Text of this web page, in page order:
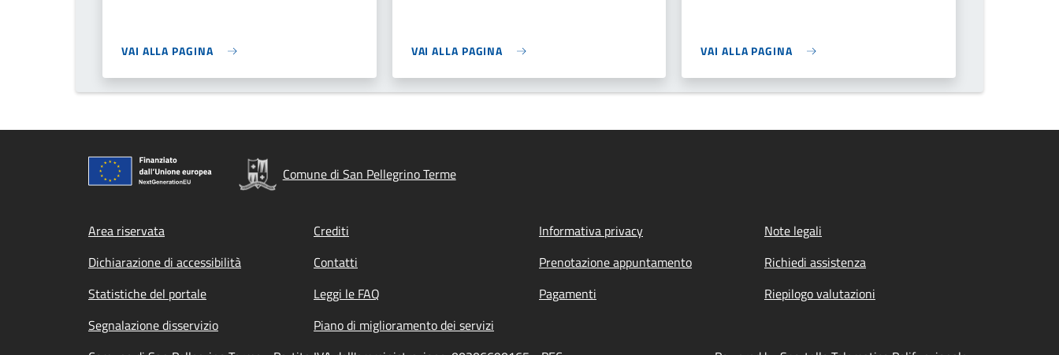
VAI ALLA PAGINA VAI ALLA PAGINA VAI ALLA PAGINA
Comune di San Pellegrino Terme
Footer menu
Area riservata Crediti Informativa privacy
Note legali
Dichiarazione di accessibilità
Contatti Prenotazione appuntamento
Richiedi assistenza
Statistiche del portale
Leggi le FAQ Pagamenti
Riepilogo valutazioni
Segnalazione disservizio
Piano di miglioramento dei servizi